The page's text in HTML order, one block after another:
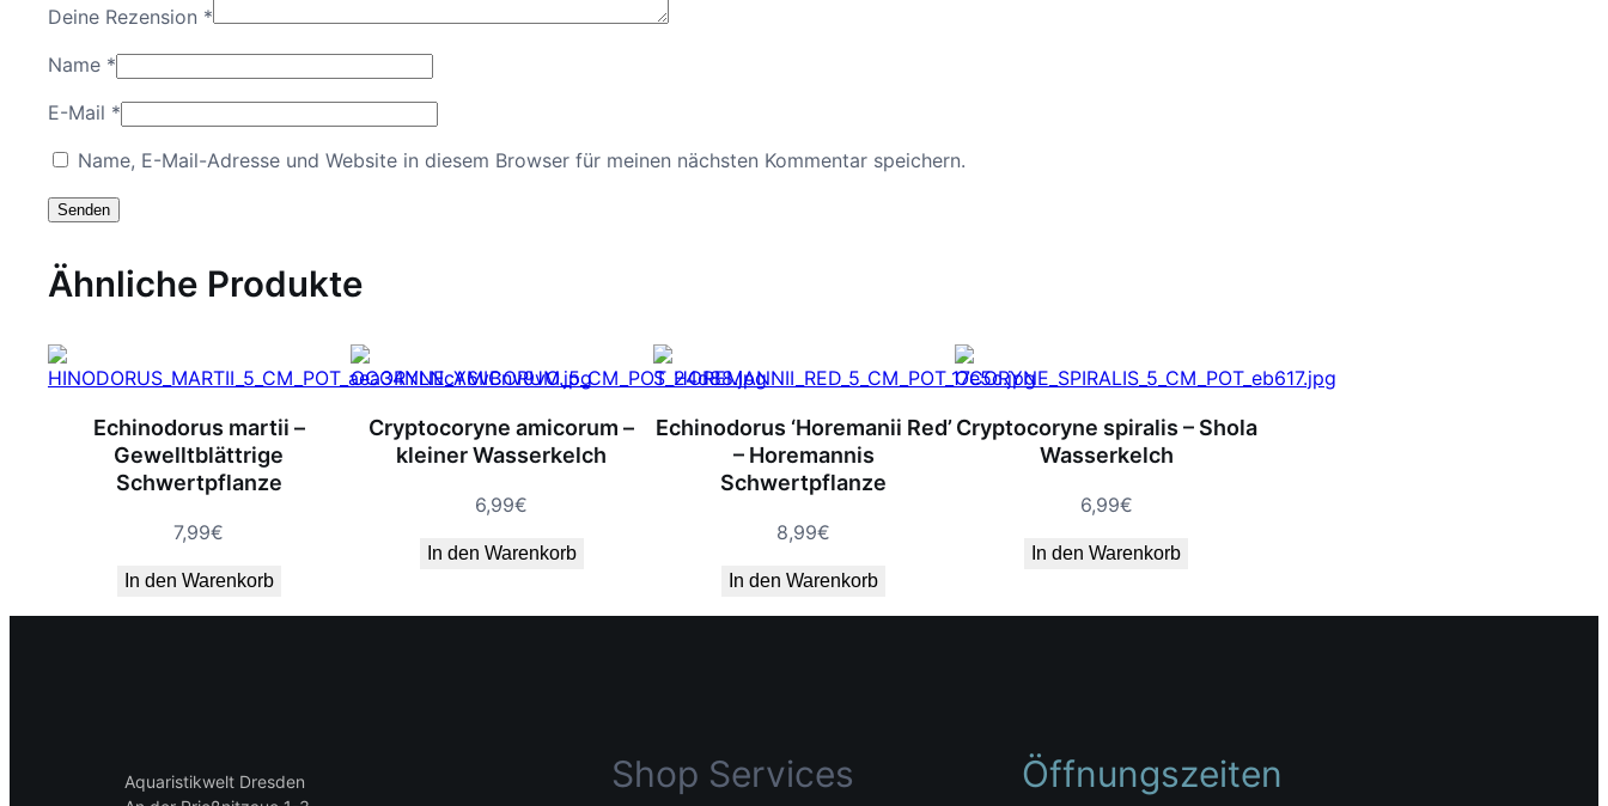
Deine Rezension *
Name *
E-Mail *
Name, E-Mail-Adresse und Website in diesem Browser für meinen nächsten Kommentar speichern.
Ähnliche Produkte
Echinodorus martii –
Gewelltblättrige
Schwertpflanze
7,99€
In den Warenkorb
Cryptocoryne amicorum –
kleiner Wasserkelch
6,99€
In den Warenkorb
Echinodorus ‘Horemanii Red’
– Horemannis
Schwertpflanze
8,99€
In den Warenkorb
Cryptocoryne spiralis – Shola
Wasserkelch
6,99€
In den Warenkorb
Aquaristikwelt Dresden
Shop Services Öffnungszeiten